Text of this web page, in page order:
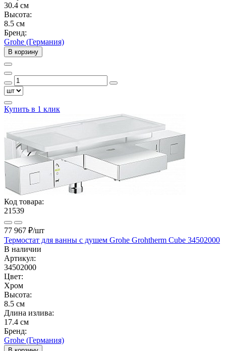
30.4 см
Высота:
8.5 см
Бренд:
Grohe (Германия)
В корзину
Купить в 1 клик
Код товара:
21539
77 967 ₽/шт
Термостат для ванны с душем Grohe Grohtherm Cube 34502000
В наличии
Артикул:
34502000
Цвет:
Хром
Высота:
8.5 см
Длина излива:
17.4 см
Бренд:
Grohe (Германия)